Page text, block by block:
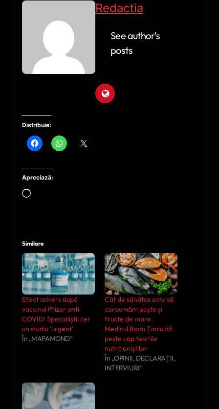
Redactia
See author's
posts
Distribuie:
Apreciază:
Încarc...
Similare
Efect advers după
vaccinul Pfizer anti-
COVID! Specialiștii cer
un studiu ‘urgent’
În „MAPAMOND”
Cât de sănătos este să
consumăm pește și
fructe de mare.
Medicul Radu Țincu dă
peste cap teoriile
nutriționiștilor
În „OPINII, DECLARAȚII,
INTERVIURI”